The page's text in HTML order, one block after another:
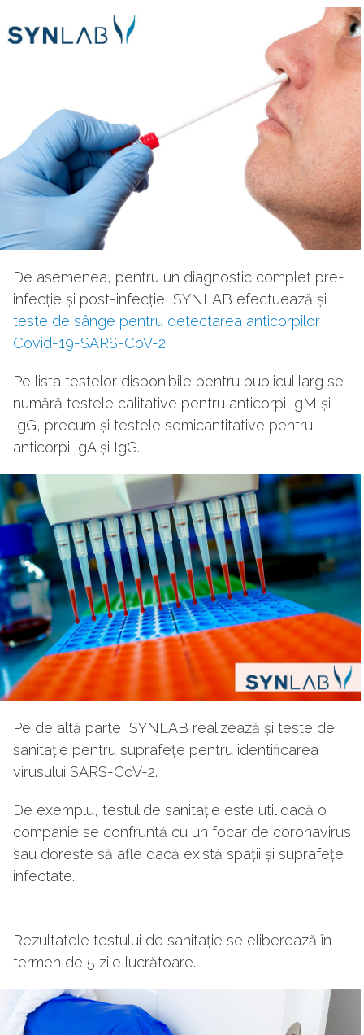
De asemenea, pentru un diagnostic complet pre-
infecție și post-infecție, SYNLAB efectuează și
teste de sânge pentru detectarea anticorpilor
Covid-19-SARS-CoV-2.
Pe lista testelor disponibile pentru publicul larg se
numără testele calitative pentru anticorpi IgM și
IgG, precum și testele semicantitative pentru
anticorpi IgA și IgG.
Pe de altă parte, SYNLAB realizează și teste de
sanitație pentru suprafețe pentru identificarea
virusului SARS-CoV-2.
De exemplu, testul de sanitație este util dacă o
companie se confruntă cu un focar de coronavirus
sau dorește să afle dacă există spații și suprafețe
infectate.
Rezultatele testului de sanitație se eliberează în
termen de 5 zile lucrătoare.